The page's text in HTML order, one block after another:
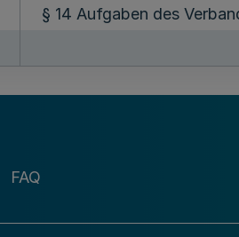
§ 14 Aufgaben des
FAQ